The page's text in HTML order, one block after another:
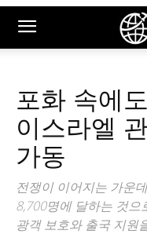
포화 속에
이스라엘
가동
전쟁이 이어지는 가운
8,700명에 달하는 것
광객 보호와 출국 지원